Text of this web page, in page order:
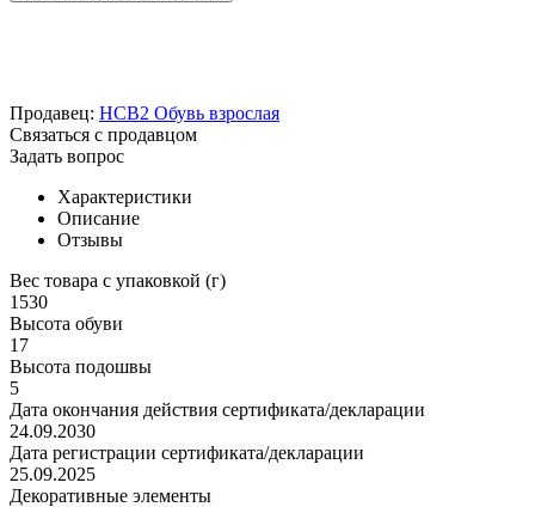
Продавец: HCB2 Обувь взрослая
Связаться с продавцом
Задать вопрос
Характеристики
Описание
Отзывы
Вес товара с упаковкой (г)
1530
Высота обуви
17
Высота подошвы
5
Дата окончания действия сертификата/декларации
24.09.2030
Дата регистрации сертификата/декларации
25.09.2025
Декоративные элементы